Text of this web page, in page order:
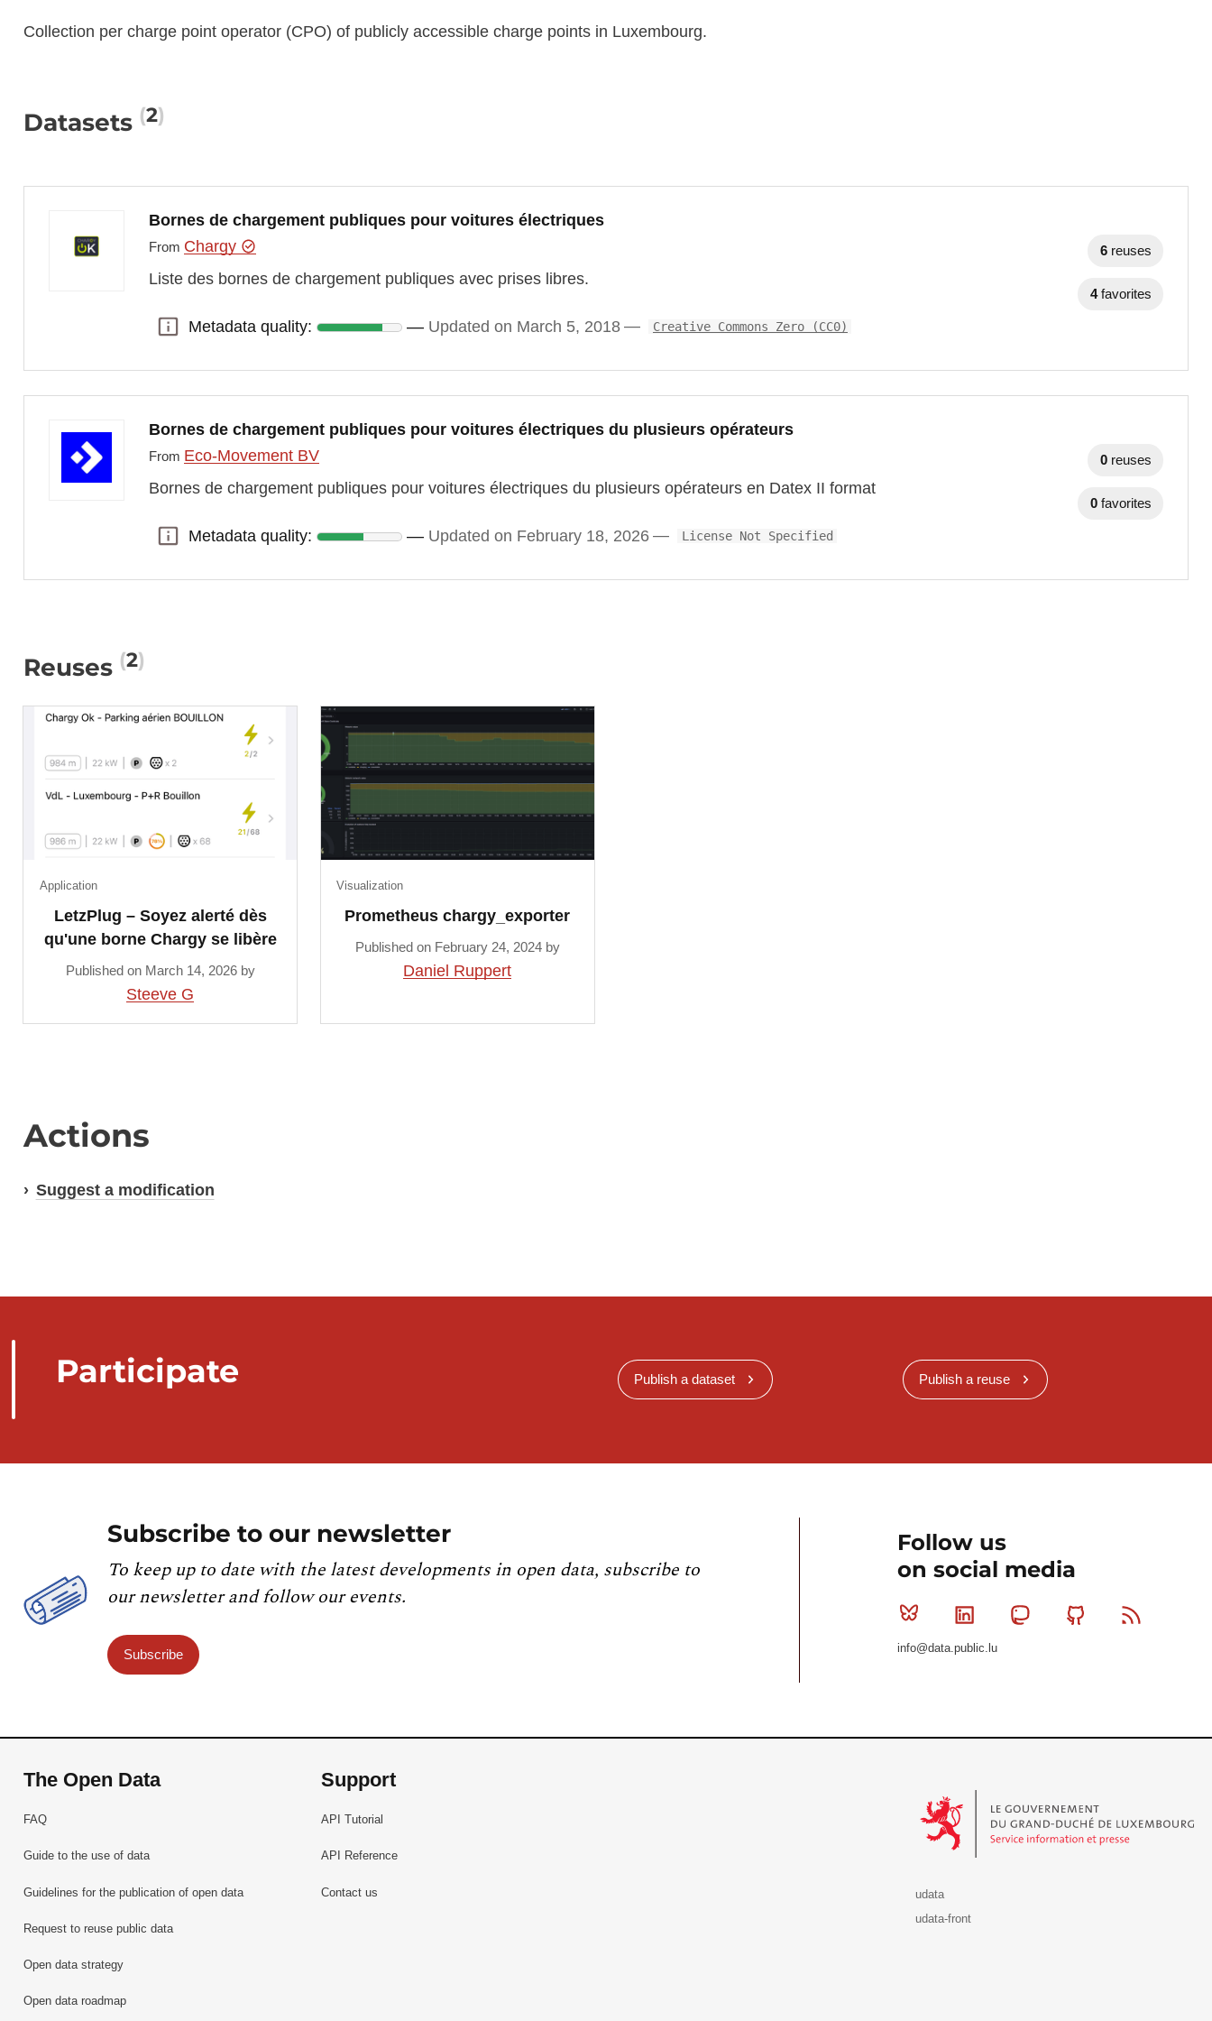
Collection per charge point operator (CPO) of publicly accessible charge points in Luxembourg.
Datasets 2
Bornes de chargement publiques pour voitures électriques
From Chargy
Liste des bornes de chargement publiques avec prises libres.
Metadata quality:
Metadata quality: Updated on March 5, 2018 Creative Commons Zero (CC0)
6 reuses
4 favorites
Bornes de chargement publiques pour voitures électriques du plusieurs opérateurs
From Eco-Movement BV
Bornes de chargement publiques pour voitures électriques du plusieurs opérateurs en Datex II format
Metadata quality:
Metadata quality: Updated on February 18, 2026 License Not Specified
0 reuses
0 favorites
Reuses 2
LetzPlug – Soyez alerté dès
qu'une borne Chargy se libère
Application
Published on March 14, 2026 by
Steeve G
Prometheus chargy_exporter
Visualization
Published on February 24, 2024 by
Daniel Ruppert
Actions
Suggest a modification
Participate Publish a dataset Publish a reuse
Subscribe to our newsletter
To keep up to date with the latest developments in open data, subscribe to
our newsletter and follow our events.
Subscribe
Follow us
on social media
Bluesky Linkedin MastodonGithub
info@data.public.lu
The Open Data
FAQ
Guide to the use of data
Guidelines for the publication of open data
Request to reuse public data
Open data strategy
Open data roadmap
Support
API Tutorial
API Reference
Contact us
udata
udata-front